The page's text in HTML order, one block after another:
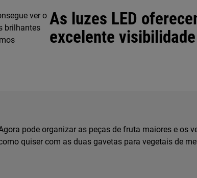
As luzes LED
excelente visibilidade
ver o
brilhantes
pode organizar as peças de fruta maiores e os
quiser com as duas gavetas para vegetais de